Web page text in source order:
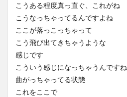
こうある程度真っ直ぐ、これがね
こうなっちゃってるんですよね
ここが落っこっちゃって
こう飛び出てきちゃうような
感じです
こういう感じになっちゃうんですね
曲がっちゃってる状態
これをここで